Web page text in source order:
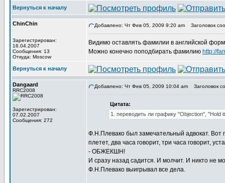
Вернуться к началу
ChinChin
Зарегистрирован:
16.04.2007
Сообщения: 13
Откуда: Moscow
Добавлено: Чт Фев 05, 2009 9:20 am Заголовок
Видимо оставлять фамилии в английской
Можно конечно поподбирать фамилию http://
Вернуться к началу
Dangaard
RRC2008
Зарегистрирован:
07.02.2007
Сообщения: 272
Добавлено: Чт Фев 05, 2009 10:04 am Заголовок
Цитата:
1. переводить ли графику "Objection", "Hold
Ф.Н.Плевако был замечательный адвокат. Вот
плетет, два часа говорит, три часа говорит,
- ОБЖЕКШН!
И сразу назад садится. И молчит. И никто не
Ф.Н.Плевако выигрывал все дела.